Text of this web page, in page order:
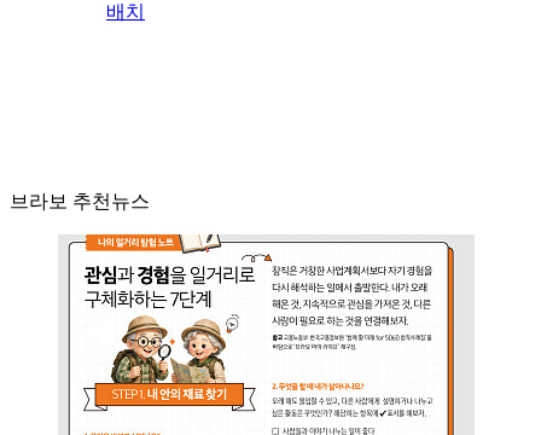
배치
브라보 추천뉴스